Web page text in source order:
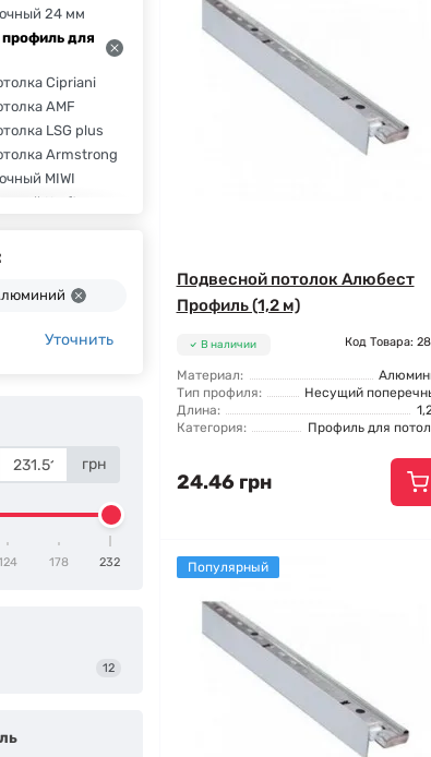
24 мм
для
Cipriani
AMF
LSG plus
Armstrong
MIWI
Kraft
Уточнить
грн
178 232
12
Подвесной потолок Алюбест
Профиль (1,2 м)
В наличии Код Товара:
Материал:
Тип профиля:
Несущий
Длина:
Категория:
Профиль для
24.46 грн
Популярный